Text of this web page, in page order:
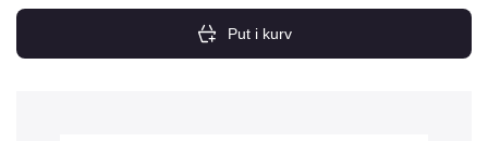
Put i kurv